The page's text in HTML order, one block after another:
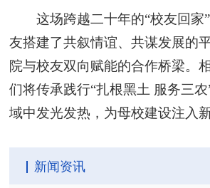
这场跨越二十年的“校友回家
友搭建了共叙情谊、共谋发展的
院与校友双向赋能的合作桥梁。
们将传承践行“扎根黑土 服务三
域中发光发热，为母校建设注入新
新闻资讯